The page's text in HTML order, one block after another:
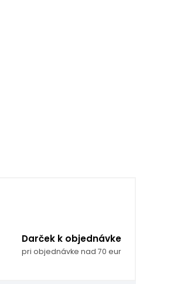
Darček k objednávke
pri objednávke nad 70 eur